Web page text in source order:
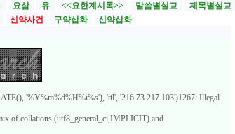
요삼 유 <<요한계시록>> 말씀별설교
제목별설교
신약사건 구약삽화
신약삽화
'%Y%m%d%H%i%s'), 'ttl', '216.73.217.103')1267: Illegal
of collations (utf8_general_ci,IMPLICIT) and